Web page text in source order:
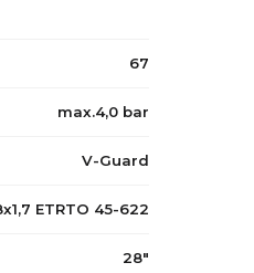
67
max.4,0 bar
V-Guard
ETRTO 45-622
28"